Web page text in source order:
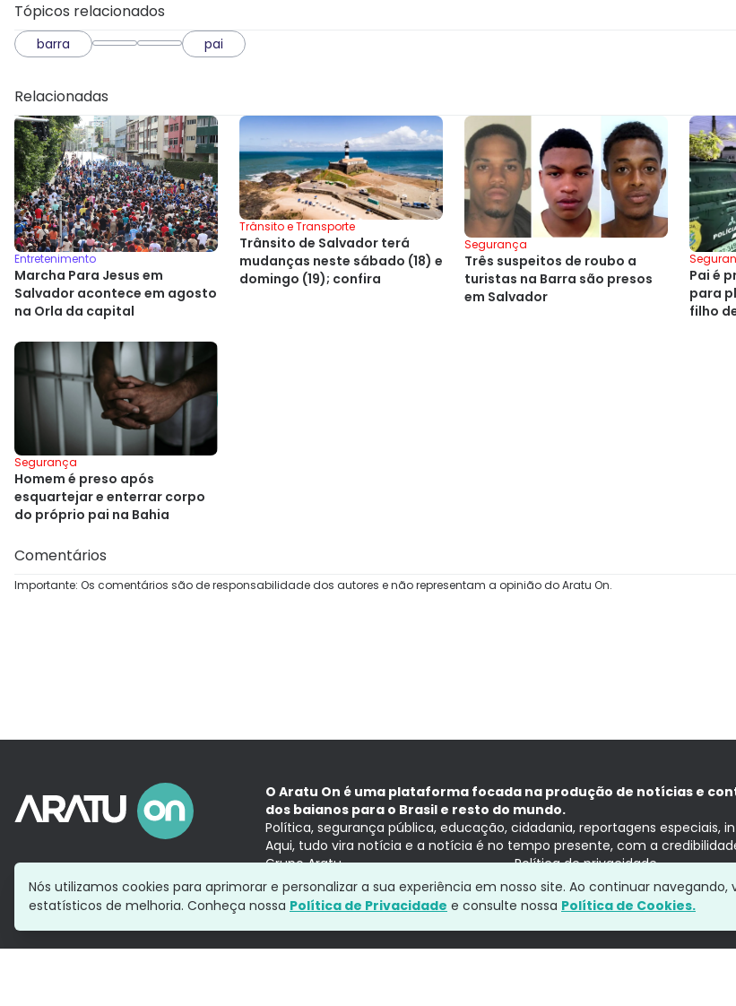
Tópicos relacionados
barra pai
Relacionadas
Entretenimento
Marcha Para Jesus em
Salvador acontece em agosto
na Orla da capital
Trânsito e Transporte
Trânsito de Salvador terá
mudanças neste sábado (18) e
domingo (19); confira
Segurança
Três suspeitos de roubo a
turistas na Barra são presos
em Salvador
Pai é
para
filho
Segurança
Homem é preso após
esquartejar e enterrar corpo
do próprio pai na Bahia
Comentários
Importante: Os comentários são de responsabilidade dos autores e não representam a opinião do Aratu On.
O Aratu On é uma plataforma focada na produção de notícias e
dos baianos para o Brasil e resto do mundo.
Política, segurança pública, educação, cidadania, reportagens especiais,
Aqui, tudo vira notícia e a notícia é no tempo presente, com a
Grupo Aratu
Política de privacidade
Nós utilizamos cookies para aprimorar e personalizar a sua experiência em nosso site. Ao continuar
estatísticos de melhoria. Conheça nossa Política de Privacidade e consulte nossa Política de Cookies.